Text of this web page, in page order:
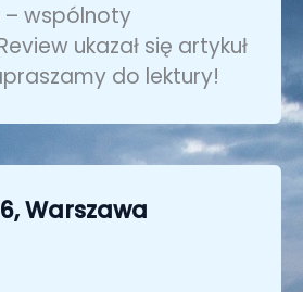
– wspólnoty
ukazał się artykuł
do lektury!
Warszawa